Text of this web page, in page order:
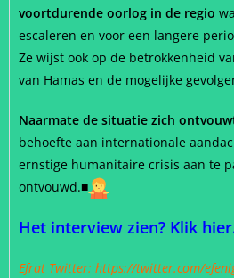
voortdurende oorlog in de regio
escaleren en voor een langere
Ze wijst ook op de betrokkenheid
van Hamas en de mogelijke
Naarmate de situatie zich
behoefte aan internationale
ernstige humanitaire crisis aan te
ontvouwd.■
Het interview zien? Klik
Efrat Twitter: https://twitter.com/